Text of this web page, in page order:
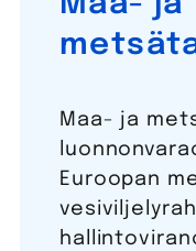
Maa- ja
Euroopan